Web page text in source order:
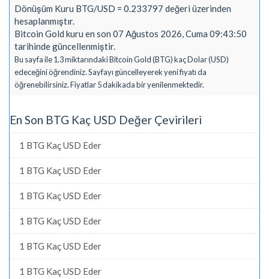
Dönüşüm Kuru BTG/USD = 0.233797 değeri üzerinden
hesaplanmıştır.
Bitcoin Gold kuru en son 07 Ağustos 2026, Cuma 09:43:50
tarihinde güncellenmiştir.
Bu sayfa ile 1.3 miktarındaki Bitcoin Gold (BTG) kaç Dolar (USD)
edeceğini öğrendiniz. Sayfayı güncelleyerek yeni fiyatı da
öğrenebilirsiniz. Fiyatlar 5 dakikada bir yenilenmektedir.
En Son BTG Kaç USD Değer Çevirileri
1 BTG Kaç USD Eder
1 BTG Kaç USD Eder
1 BTG Kaç USD Eder
1 BTG Kaç USD Eder
1 BTG Kaç USD Eder
1 BTG Kaç USD Eder